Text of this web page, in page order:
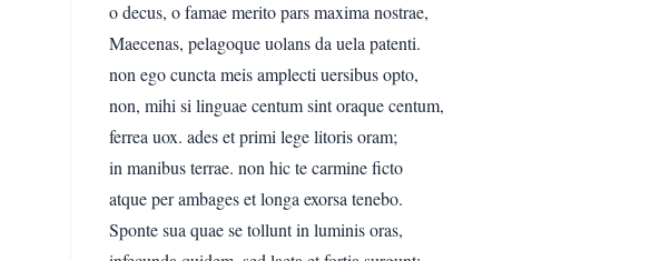
o decus, o famae merito pars maxima nostrae,
Maecenas, pelagoque uolans da uela patenti.
non ego cuncta meis amplecti uersibus opto,
non, mihi si linguae centum sint oraque centum,
ferrea uox. ades et primi lege litoris oram;
in manibus terrae. non hic te carmine ficto
atque per ambages et longa exorsa tenebo.
Sponte sua quae se tollunt in luminis oras,